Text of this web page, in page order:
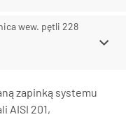
wew. pętli 228
zapinką systemu
AISI 201,